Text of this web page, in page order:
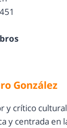
González
y crítico
y centrada en